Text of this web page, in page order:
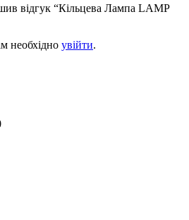
відгук “Кільцева Лампа LAMP
необхідно увійти.